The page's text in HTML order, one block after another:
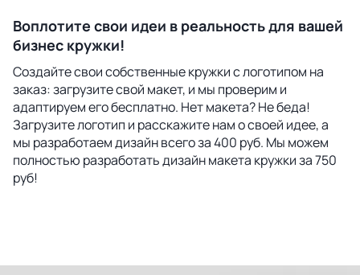
Воплотите свои идеи в реальность для вашей
бизнес кружки!
Создайте свои собственные кружки с логотипом на
заказ: загрузите свой макет, и мы проверим и
адаптируем его бесплатно. Нет макета? Не беда!
Загрузите логотип и расскажите нам о своей идее, а
мы разработаем дизайн всего за 400 руб. Мы можем
полностью разработать дизайн макета кружки за 750
руб!